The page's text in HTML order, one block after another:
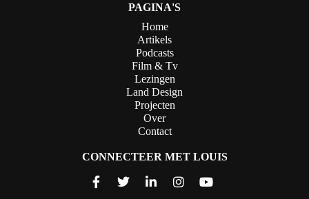
PAGINA'S
Home
Artikels
Podcasts
Film & Tv
Lezingen
Land Design
Projecten
Over
Contact
CONNECTEER MET LOUIS